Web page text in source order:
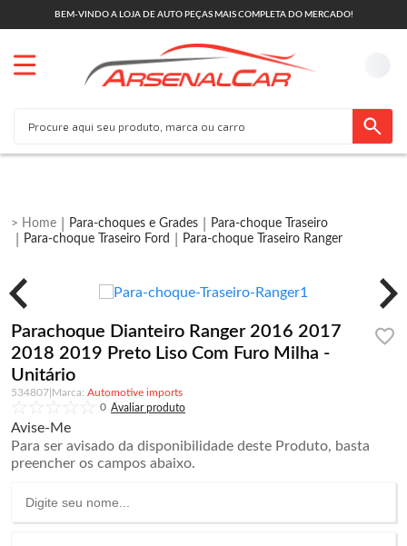
BEM-VINDO A LOJA DE AUTO PEÇAS MAIS COMPLETA DO MERCADO!
Para-choques e Grades
Para-choque Traseiro
Para-choque Traseiro Ford
Para-choque Traseiro Ranger
Parachoque Dianteiro Ranger 2016 2017
2018 2019 Preto Liso Com Furo Milha -
Unitário
534807
Automotive imports
0
Avise-Me
Para ser avisado da disponibilidade deste Produto, basta
preencher os campos abaixo.